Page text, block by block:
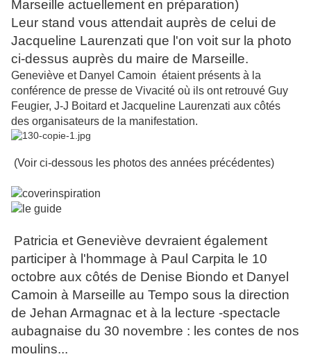
Marseille actuellement en préparation)
Leur stand vous attendait auprès de celui de
Jacqueline Laurenzati que l'on voit sur la photo
ci-dessus auprès du maire de Marseille.
Geneviève et Danyel Camoin étaient présents à la
conférence de presse de Vivacité où ils ont retrouvé Guy
Feugier, J-J Boitard et Jacqueline Laurenzati aux côtés
des organisateurs de la manifestation.
(Voir ci-dessous les photos des années précédentes)
Patricia et Geneviève devraient également
participer à l'hommage à Paul Carpita le 10
octobre aux côtés de Denise Biondo et Danyel
Camoin à Marseille au Tempo sous la direction
de Jehan Armagnac et à la lecture -spectacle
aubagnaise du 30 novembre : les contes de nos
moulins...